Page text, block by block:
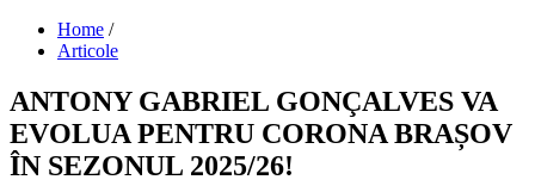
Home /
Articole
ANTONY GABRIEL GONÇALVES VA
EVOLUA PENTRU CORONA BRAȘOV
ÎN SEZONUL 2025/26!